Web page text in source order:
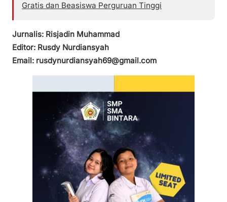
Gratis dan Beasiswa Perguruan Tinggi
Jurnalis: Risjadin Muhammad
Editor: Rusdy Nurdiansyah
Email: rusdynurdiansyah69@gmail.com